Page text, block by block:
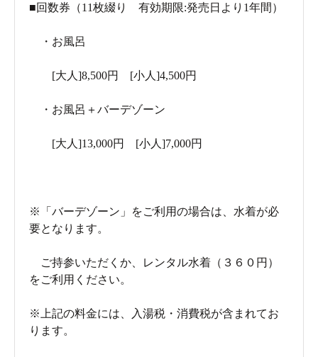
■回数券（11枚綴り 有効期限:発売日より1年間）
・お風呂
[大人]8,500円 [小人]4,500円
・お風呂＋バーデゾーン
[大人]13,000円 [小人]7,000円
※「バーデゾーン」をご利用の場合は、水着が必
要となります。
ご持参いただくか、レンタル水着（３６０円）
をご利用ください。
※上記の料金には、入湯税・消費税が含まれてお
ります。